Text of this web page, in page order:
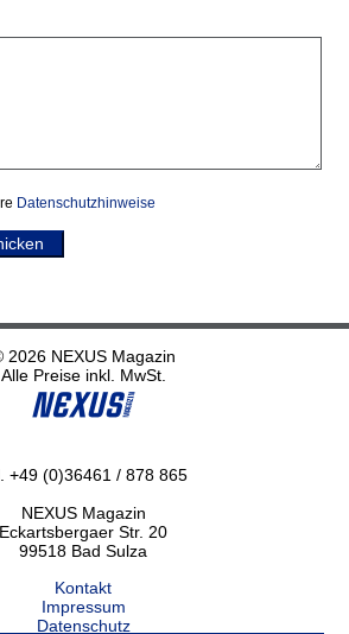
Datenschutzhinweise
2026 NEXUS Magazin
Alle Preise inkl. MwSt.
+49 (0)36461 / 878 865
NEXUS Magazin
Eckartsbergaer Str. 20
99518 Bad Sulza
Kontakt
Impressum
Datenschutz